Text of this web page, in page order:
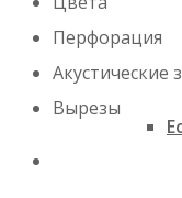
Перфорация
Акустические
Вырезы